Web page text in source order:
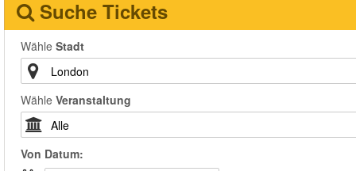
Suche Tickets
Wähle Stadt
Wähle Veranstaltung
Von Datum: